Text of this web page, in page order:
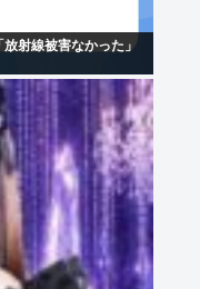
射線被害なかった」